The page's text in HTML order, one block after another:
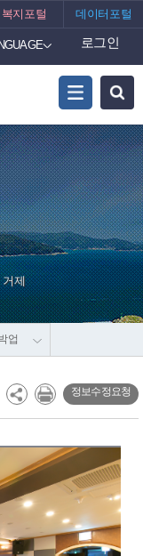
복지포털 데이터포털
로그인
거제
업
정보수정요청